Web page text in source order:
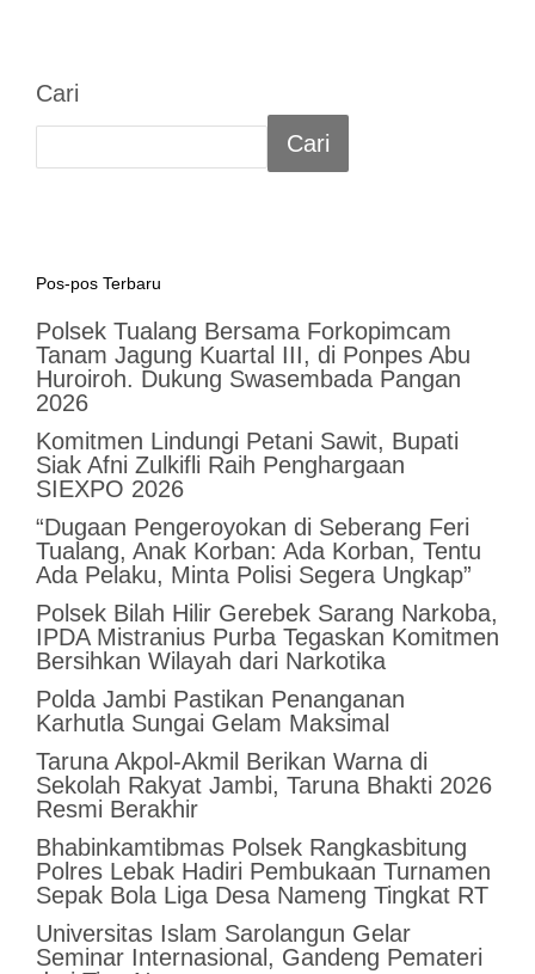
Cari
Cari
Pos-pos Terbaru
Polsek Tualang Bersama Forkopimcam
Tanam Jagung Kuartal III, di Ponpes Abu
Huroiroh. Dukung Swasembada Pangan
2026
Komitmen Lindungi Petani Sawit, Bupati
Siak Afni Zulkifli Raih Penghargaan
SIEXPO 2026
“Dugaan Pengeroyokan di Seberang Feri
Tualang, Anak Korban: Ada Korban, Tentu
Ada Pelaku, Minta Polisi Segera Ungkap”
Polsek Bilah Hilir Gerebek Sarang Narkoba,
IPDA Mistranius Purba Tegaskan Komitmen
Bersihkan Wilayah dari Narkotika
Polda Jambi Pastikan Penanganan
Karhutla Sungai Gelam Maksimal
Taruna Akpol-Akmil Berikan Warna di
Sekolah Rakyat Jambi, Taruna Bhakti 2026
Resmi Berakhir
Bhabinkamtibmas Polsek Rangkasbitung
Polres Lebak Hadiri Pembukaan Turnamen
Sepak Bola Liga Desa Nameng Tingkat RT
Universitas Islam Sarolangun Gelar
Seminar Internasional, Gandeng Pemateri